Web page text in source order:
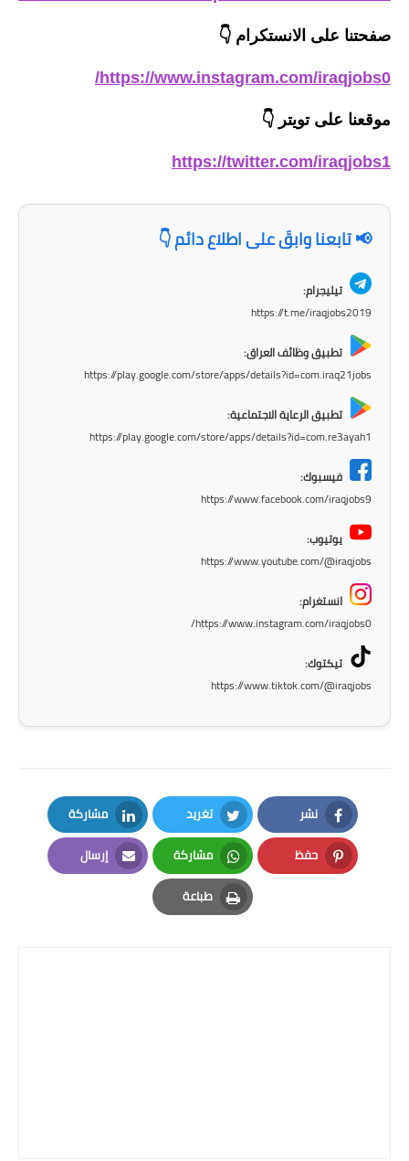
الجامعات
العالي
استمارة القبول المركزي
العطل
صفحتنا على الانستكرام 👇
https://www.instagram.com/iraqjobs0/
موقعنا على تويتر 👇
https://twitter.com/iraqjobs1
📢 تابعنا وابقَ على اطلاع دائم 👇
تيليجرام:
https://t.me/iraqjobs2019
تطبيق وظائف العراق:
https://play.google.com/store/apps/details?id=com.iraq21jobs
تطبيق الرعاية الاجتماعية:
https://play.google.com/store/apps/details?id=com.re3ayah1
فيسبوك:
https://www.facebook.com/iraqjobs9
يوتيوب:
https://www.youtube.com/@iraqjobs
انستغرام:
https://www.instagram.com/iraqjobs0/
تيكتوك:
https://www.tiktok.com/@iraqjobs
نشر
Facebook
تغريد
Twitter
مشاركة
LinkedIn
حفظ
Pinterest
مشاركة
Whatsapp
إرسال
Email
طباعة
Print